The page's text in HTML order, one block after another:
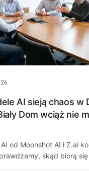
AI sieją chaos w
Dom wciąż nie
od Moonshot AI i Z.ai
skąd biorą